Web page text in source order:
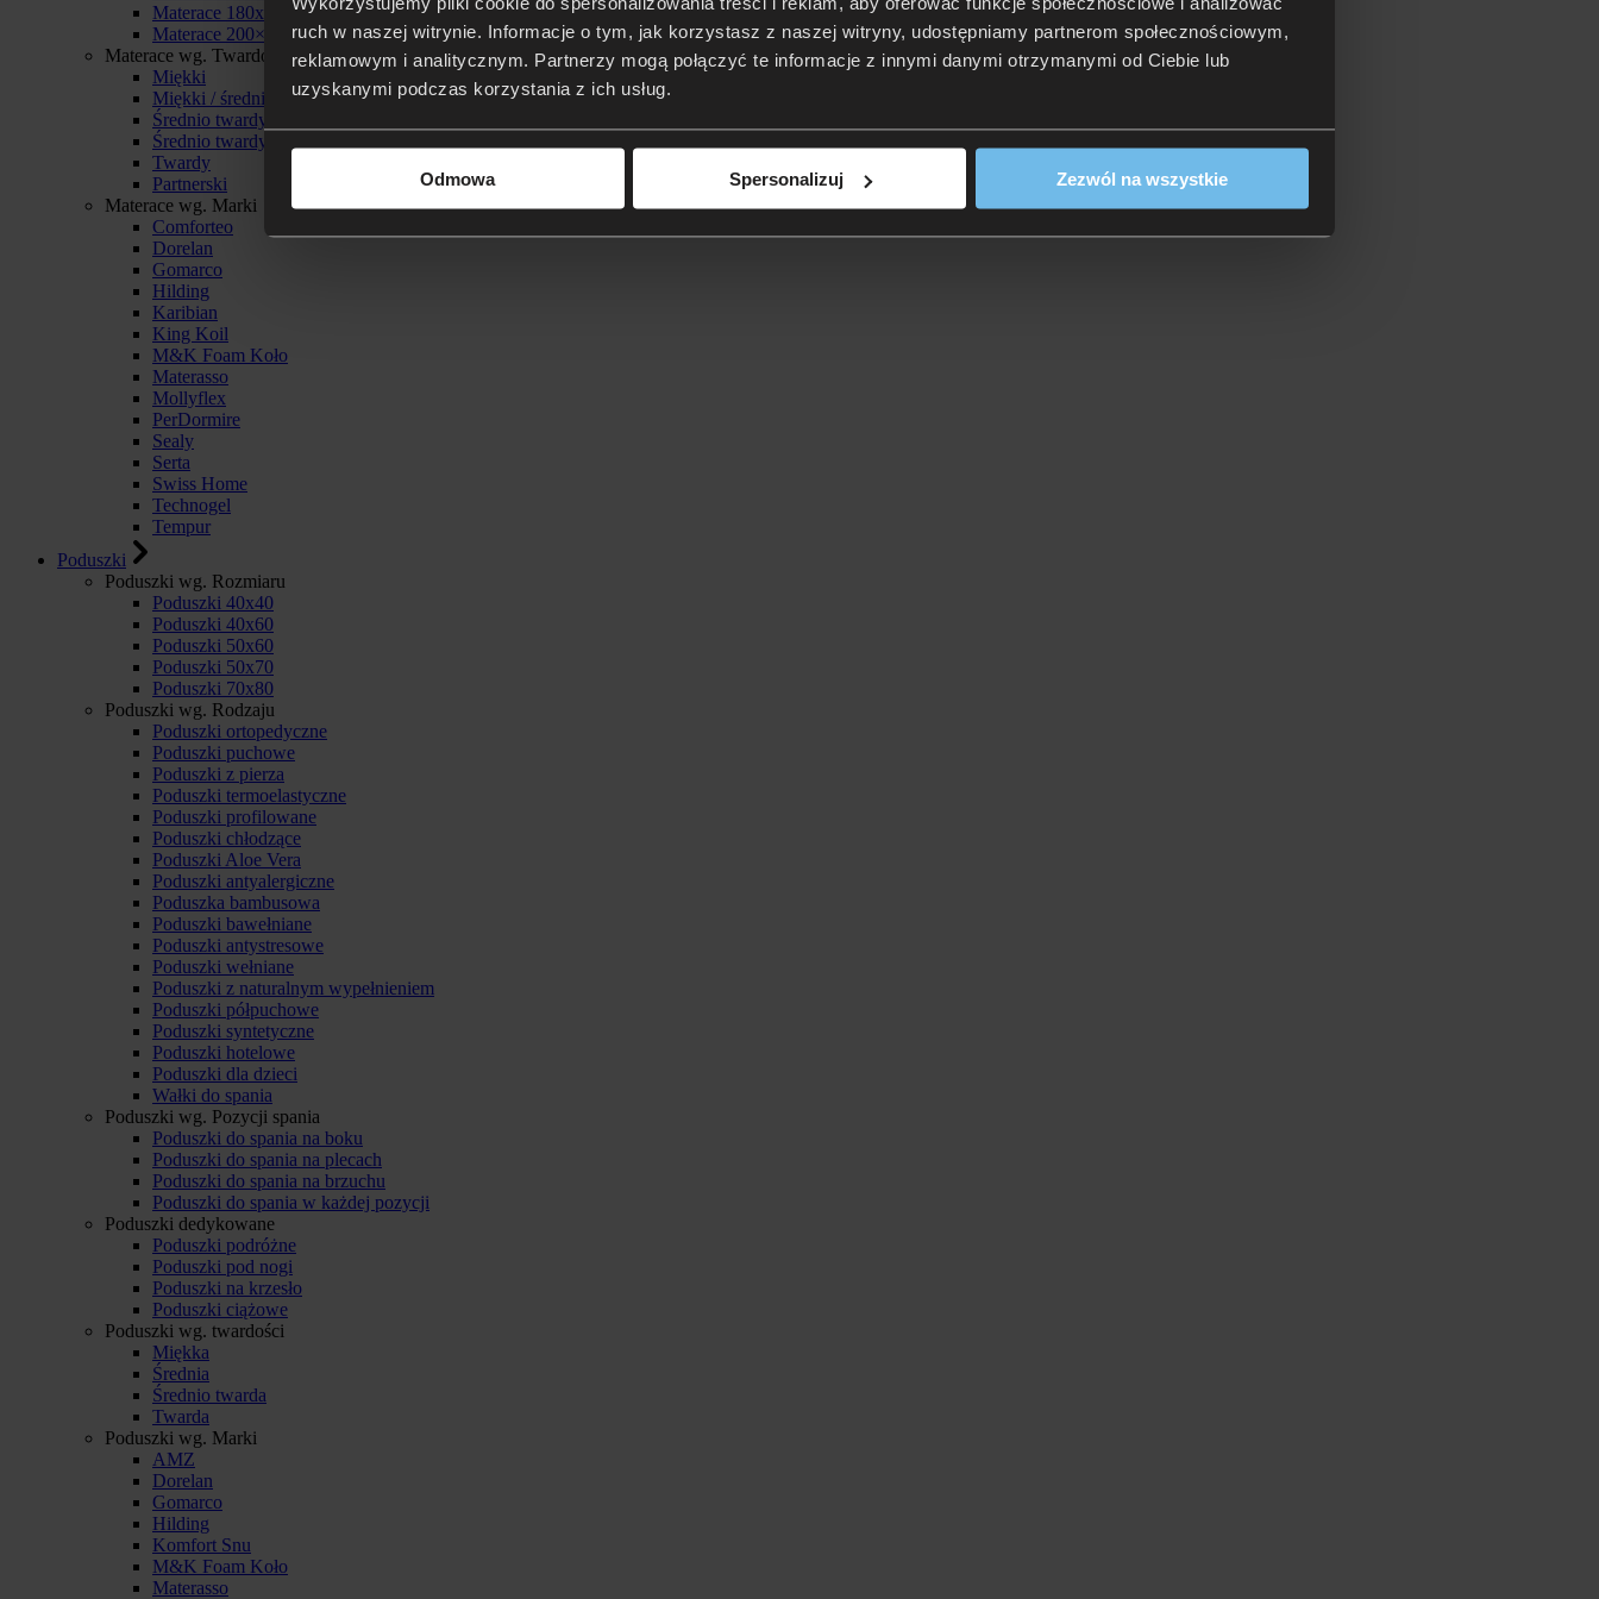
ruch w naszej witrynie. Informacje o tym, jak korzystasz z naszej witryny, udostępniamy partnerom społecznościowym,
reklamowym i analitycznym. Partnerzy mogą połączyć te informacje z innymi danymi otrzymanymi od Ciebie lub
uzyskanymi podczas korzystania z ich usług.
Odmowa Spersonalizuj Zezwól na wszystkie
Materace 180x200
Materace 200×200
Materace wg. Twardości
Miękki
Miękki / średnio twardy
Średnio twardy
Średnio twardy / twardy
Twardy
Partnerski
Materace wg. Marki
Comforteo
Dorelan
Gomarco
Hilding
Karibian
King Koil
M&K Foam Koło
Materasso
Mollyflex
PerDormire
Sealy
Serta
Swiss Home
Technogel
Tempur
Poduszki
Poduszki wg. Rozmiaru
Poduszki 40x40
Poduszki 40x60
Poduszki 50x60
Poduszki 50x70
Poduszki 70x80
Poduszki wg. Rodzaju
Poduszki ortopedyczne
Poduszki puchowe
Poduszki z pierza
Poduszki termoelastyczne
Poduszki profilowane
Poduszki chłodzące
Poduszki Aloe Vera
Poduszki antyalergiczne
Poduszka bambusowa
Poduszki bawełniane
Poduszki antystresowe
Poduszki wełniane
Poduszki z naturalnym wypełnieniem
Poduszki półpuchowe
Poduszki syntetyczne
Poduszki hotelowe
Poduszki dla dzieci
Wałki do spania
Poduszki wg. Pozycji spania
Poduszki do spania na boku
Poduszki do spania na plecach
Poduszki do spania na brzuchu
Poduszki do spania w każdej pozycji
Poduszki dedykowane
Poduszki podróżne
Poduszki pod nogi
Poduszki na krzesło
Poduszki ciążowe
Poduszki wg. twardości
Miękka
Średnia
Średnio twarda
Twarda
Poduszki wg. Marki
AMZ
Dorelan
Gomarco
Hilding
Komfort Snu
M&K Foam Koło
Materasso